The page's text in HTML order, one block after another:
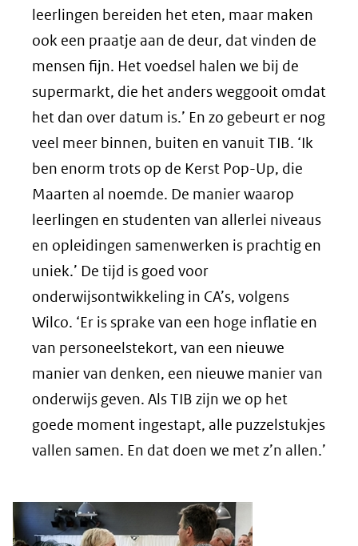
leerlingen bereiden het eten, maar maken
ook een praatje aan de deur, dat vinden de
mensen fijn. Het voedsel halen we bij de
supermarkt, die het anders weggooit omdat
het dan over datum is.’ En zo gebeurt er nog
veel meer binnen, buiten en vanuit TIB. ‘Ik
ben enorm trots op de Kerst Pop-Up, die
Maarten al noemde. De manier waarop
leerlingen en studenten van allerlei niveaus
en opleidingen samenwerken is prachtig en
uniek.’ De tijd is goed voor
onderwijsontwikkeling in CA’s, volgens
Wilco. ‘Er is sprake van een hoge inflatie en
van personeelstekort, van een nieuwe
manier van denken, een nieuwe manier van
onderwijs geven. Als TIB zijn we op het
goede moment ingestapt, alle puzzelstukjes
vallen samen. En dat doen we met z’n allen.’